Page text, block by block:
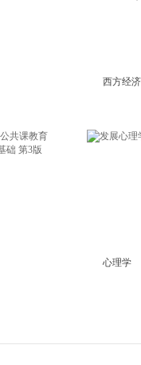
西方经
心理学